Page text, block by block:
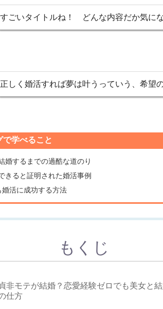
すごいタイトルね！ どんな内容だか気に
正しく婚活すれば夢は叶うっていう、希望
で学べること
婚するまでの過酷な道のり
きると証明された婚活事例
活に成功する方法
もくじ
非モテが結婚？恋愛経験ゼロでも美女と
仕方